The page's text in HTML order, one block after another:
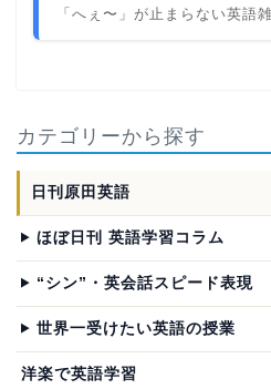
「へぇ〜」が止まらない英語
カテゴリーから探す
日刊原田英語
ほぼ日刊 英語学習コラム
“シン”・英会話スピード表現
世界一受けたい英語の授業
洋楽で英語学習